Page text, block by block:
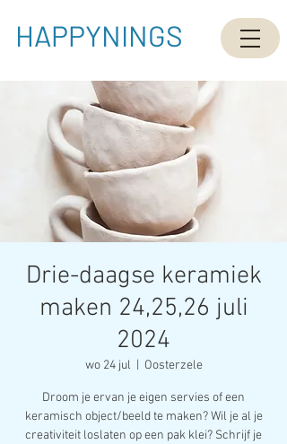
HAPPYNINGS
Drie-daagse keramiek
maken 24,25,26 juli
2024
wo 24 jul Oosterzele
Droom je ervan je eigen servies of een
keramisch object/beeld te maken? Wil je al je
creativiteit loslaten op een pak klei? Schrijf je